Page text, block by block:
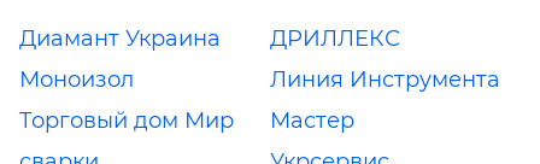
Диамант Украина
ДРИЛЛЕКС
Моноизол
Линия Инструмента
Торговый дом Мир
Мастер